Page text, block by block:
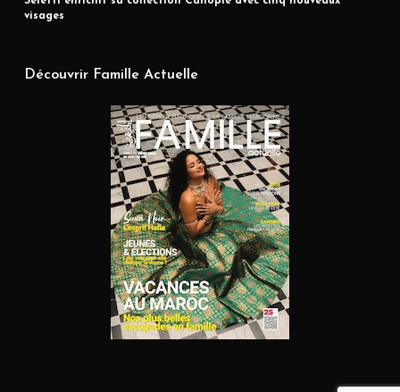
visages
Découvrir Famille Actuelle